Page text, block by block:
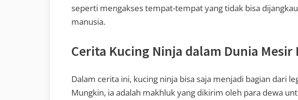
seperti mengakses tempat-tempat yang tidak bisa
manusia.
Cerita Kucing Ninja dalam Dunia Mesir
Dalam cerita ini, kucing ninja bisa saja menjadi bagian dari
Mungkin, ia adalah makhluk yang dikirim oleh para dewa